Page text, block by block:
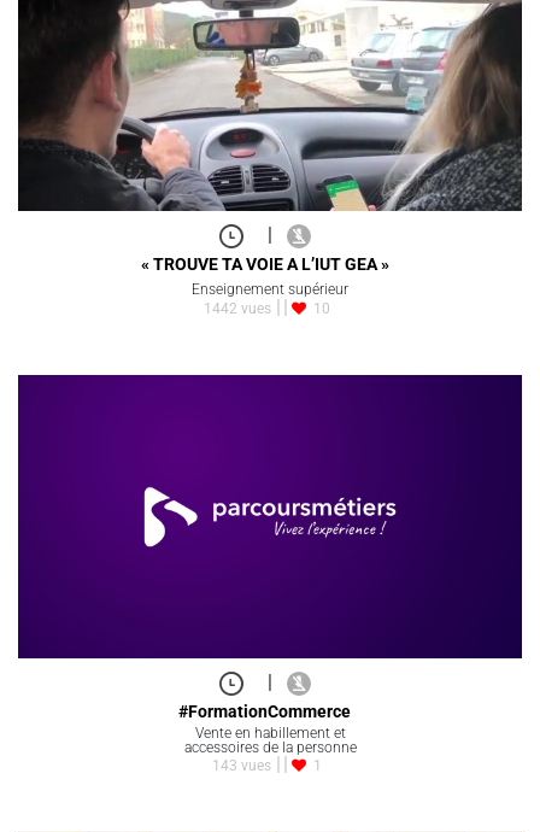
|
« TROUVE TA VOIE A L’IUT GEA »
Enseignement supérieur
1442 vues
10
#FormationCommerce
Vente en habillement et
accessoires de la personne
143 vues
1